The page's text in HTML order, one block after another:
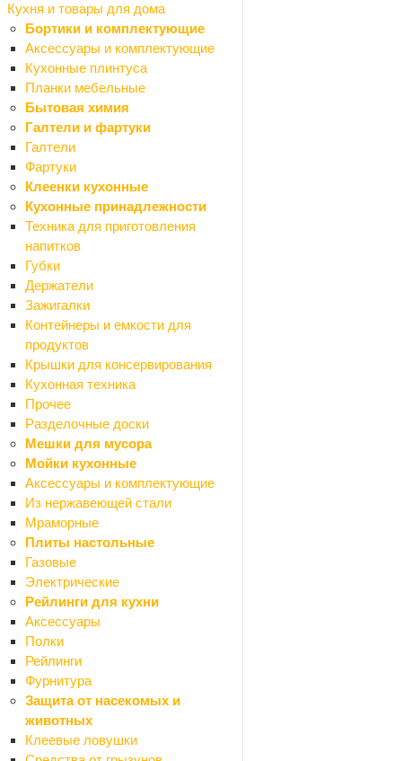
Кухня и товары для дома
Бортики и комплектующие
Аксессуары и комплектующие
Кухонные плинтуса
Планки мебельные
Бытовая химия
Галтели и фартуки
Галтели
Фартуки
Клеенки кухонные
Кухонные принадлежности
Техника для приготовления
напитков
Губки
Держатели
Зажигалки
Контейнеры и емкости для
продуктов
Крышки для консервирования
Кухонная техника
Прочее
Разделочные доски
Мешки для мусора
Мойки кухонные
Аксессуары и комплектующие
Из нержавеющей стали
Мраморные
Плиты настольные
Газовые
Электрические
Рейлинги для кухни
Аксессуары
Полки
Рейлинги
Фурнитура
Защита от насекомых и
животных
Клеевые ловушки
Назад
Герметики
Силиконовые
Акриловые
Битумные
Виброакустические
Гибридные
Каучуковые
Полиуретановые
Санитарные
Силиконо-акриловые
Термостойкие
Декор
Назад
Декор
Декоративные панно
Картины
Настенный декор
Предметы декора
Декоративные покрытия
Назад
Декоративные покрытия
Воски
Грунтовки
Добавки
Покрытия
Штукатурки
Карнизы
Назад
Карнизы
Карнизы алюминиевые
Карнизы круглые
Карнизы пластиковые
Карнизы эксклюзив
Клеи, жидкие гвозди
Назад
Клеи, жидкие гвозди
Жидкие гвозди